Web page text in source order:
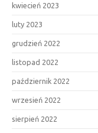
kwiecień 2023
luty 2023
grudzień 2022
listopad 2022
październik 2022
wrzesień 2022
sierpień 2022